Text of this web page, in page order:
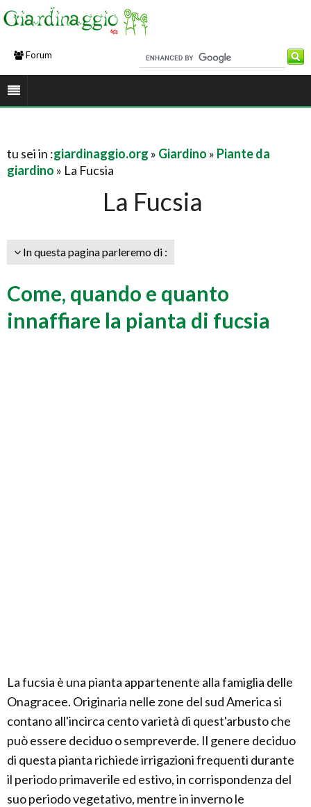
Forum
tu sei in :giardinaggio.org » Giardino » Piante da
giardino » La Fucsia
La Fucsia
In questa pagina parleremo di :
Come, quando e quanto
innaffiare la pianta di fucsia
La fucsia è una pianta appartenente alla famiglia delle
Onagracee. Originaria nelle zone del sud America si
contano all'incirca cento varietà di quest'arbusto che
può essere deciduo o sempreverde. Il genere deciduo
di questa pianta richiede irrigazioni frequenti durante
il periodo primaverile ed estivo, in corrispondenza del
suo periodo vegetativo, mentre in inverno le